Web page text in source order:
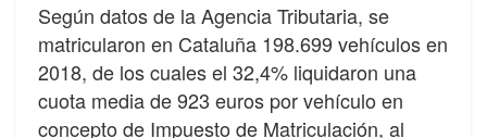
Según datos de la Agencia Tributaria, se
matricularon en Cataluña 198.699 vehículos en
2018, de los cuales el 32,4% liquidaron una
cuota media de 923 euros por vehículo en
concepto de Impuesto de Matriculación, al